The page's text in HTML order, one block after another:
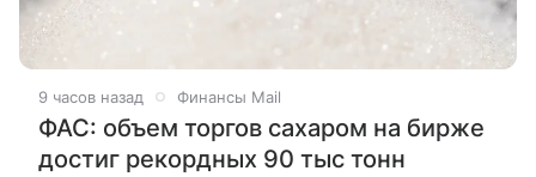
9 часов назад Финансы Mail
ФАС: объем торгов сахаром на бирже
достиг рекордных 90 тыс тонн